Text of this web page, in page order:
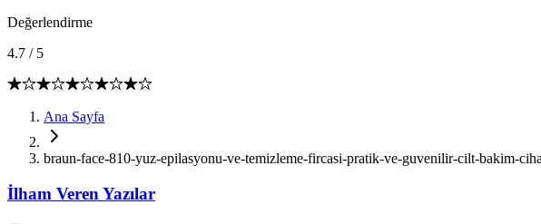
Değerlendirme
4.7 / 5
Ana Sayfa
braun-face-810-yuz-epilasyonu-ve-temizleme-fircasi-pratik-ve-guvenilir-cilt-bakim-
İlham Veren Yazılar